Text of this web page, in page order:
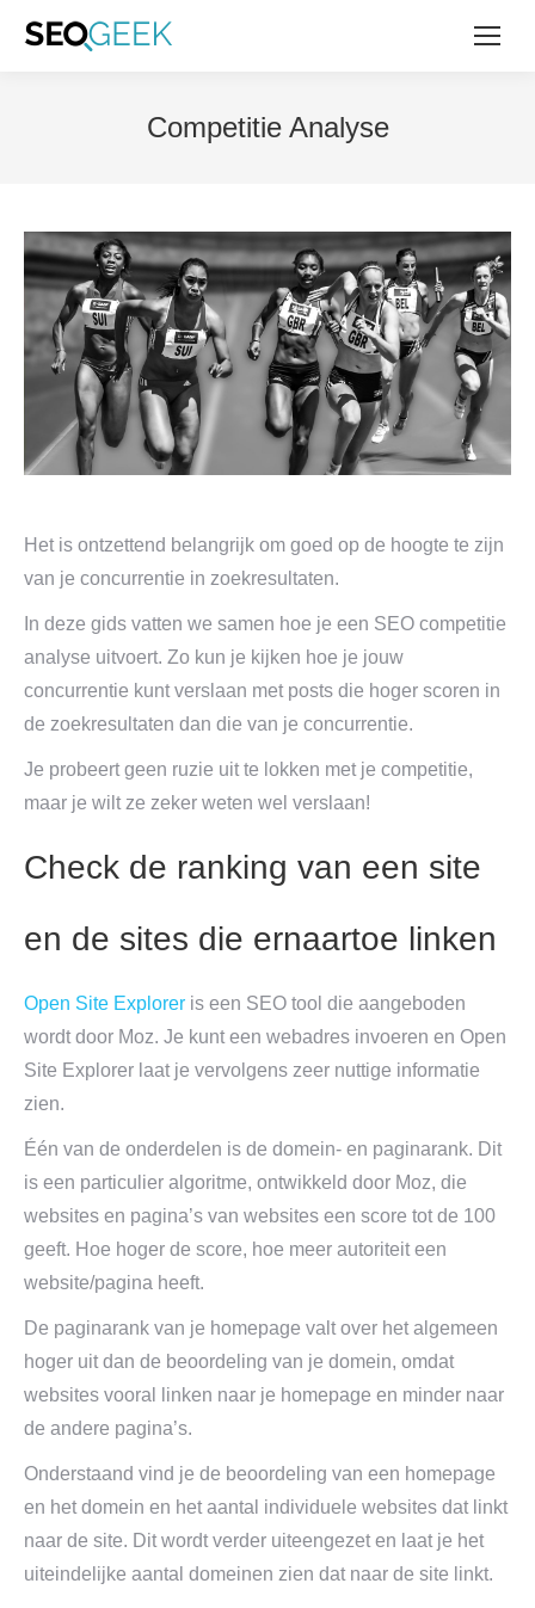
Competitie Analyse
Het is ontzettend belangrijk om goed op de hoogte te zijn
van je concurrentie in zoekresultaten.
In deze gids vatten we samen hoe je een SEO competitie
analyse uitvoert. Zo kun je kijken hoe je jouw
concurrentie kunt verslaan met posts die hoger scoren in
de zoekresultaten dan die van je concurrentie.
Je probeert geen ruzie uit te lokken met je competitie,
maar je wilt ze zeker weten wel verslaan!
Check de ranking van een site
en de sites die ernaartoe linken
Open Site Explorer is een SEO tool die aangeboden
wordt door Moz. Je kunt een webadres invoeren en Open
Site Explorer laat je vervolgens zeer nuttige informatie
zien.
Één van de onderdelen is de domein- en paginarank. Dit
is een particulier algoritme, ontwikkeld door Moz, die
websites en pagina’s van websites een score tot de 100
geeft. Hoe hoger de score, hoe meer autoriteit een
website/pagina heeft.
De paginarank van je homepage valt over het algemeen
hoger uit dan de beoordeling van je domein, omdat
websites vooral linken naar je homepage en minder naar
de andere pagina’s.
Onderstaand vind je de beoordeling van een homepage
en het domein en het aantal individuele websites dat linkt
naar de site. Dit wordt verder uiteengezet en laat je het
uiteindelijke aantal domeinen zien dat naar de site linkt.